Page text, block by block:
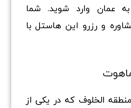
عمان وارد شوید. شما
و رزرو این هاستل با
الخلوف که در یکی از